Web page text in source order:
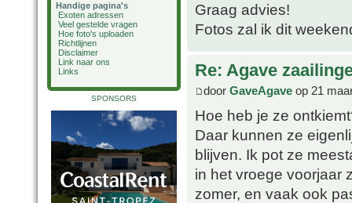
Handige pagina's
Exoten adressen
Veel gestelde vragen
Hoe foto's uploaden
Richtlijnen
Disclaimer
Link naar ons
Links
SPONSORS
Graag advies!
Fotos zal ik dit
Re: Agave
door GaveAgave op 21
Hoe heb je ze
Daar kunnen ze
blijven. Ik pot ze
in het vroege voorjaar
zomer, en vaak ook